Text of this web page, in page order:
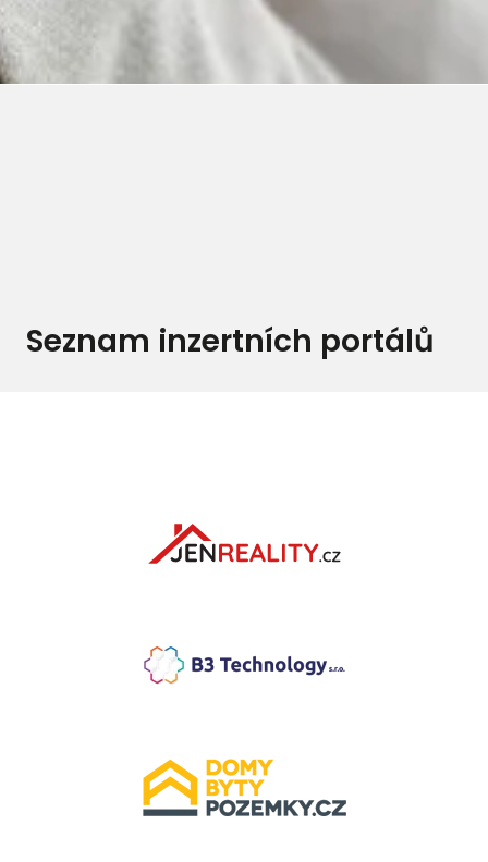
Seznam inzertních portálů